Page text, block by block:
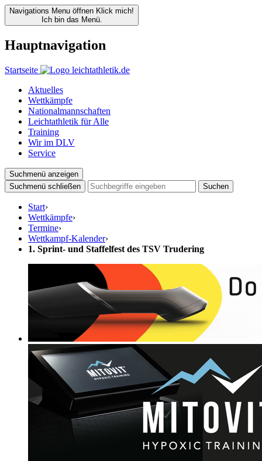
Navigations Menu öffnen Klick mich!
Ich bin das Menü.
Hauptnavigation
Startseite
Aktuelles
Wettkämpfe
Nationalmannschaften
Leichtathletik für Alle
Training
Wir im DLV
Service
Suchmenü anzeigen
Suchmenü schließen
Suchen
Start›
Wettkämpfe›
Termine›
Wettkampf-Kalender›
1. Sprint- und Staffelfest des TSV Trudering